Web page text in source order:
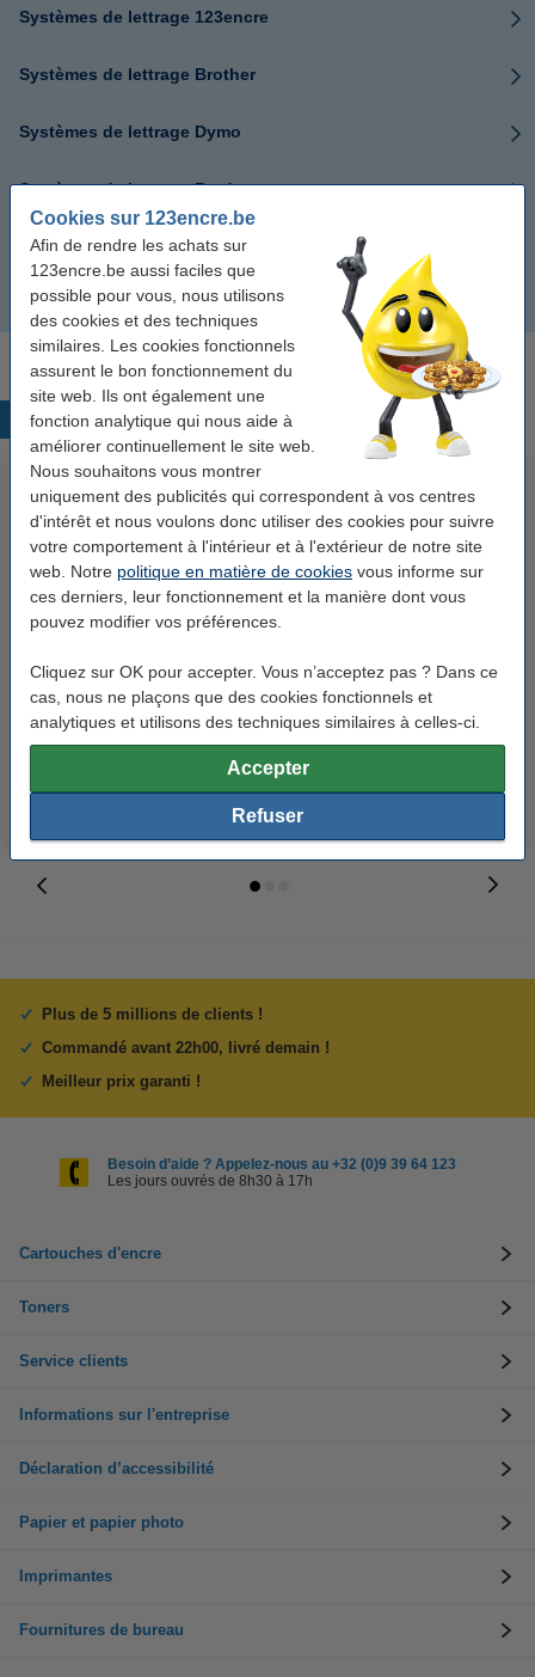
Cookies sur 123encre.be
Afin de rendre les achats sur
123encre.be aussi faciles que
possible pour vous, nous utilisons
des cookies et des techniques
similaires. Les cookies fonctionnels
assurent le bon fonctionnement du
site web. Ils ont également une
fonction analytique qui nous aide à
améliorer continuellement le site web.
Nous souhaitons vous montrer
uniquement des publicités qui correspondent à vos centres
d'intérêt et nous voulons donc utiliser des cookies pour suivre
votre comportement à l'intérieur et à l'extérieur de notre site
web. Notre politique en matière de cookies vous informe sur
ces derniers, leur fonctionnement et la manière dont vous
pouvez modifier vos préférences.
Cliquez sur OK pour accepter. Vous n’acceptez pas ? Dans ce
cas, nous ne plaçons que des cookies fonctionnels et
analytiques et utilisons des techniques similaires à celles-ci.
Accepter
Refuser
Systèmes de lettrage 123encre
Systèmes de lettrage Brother
Systèmes de lettrage Dymo
Systèmes de lettrage Brady
Systèmes de lettrage Epson
Tous les systèmes de lettrage
Produits populaires
ramette de 500 feuilles A4 - 80
g/m²
7,25 € Inclus : 21% de TVA
cours A4 ligné 70 g/m² 100
feuilles
26,55 € Inclus : 21% de TVA
Plus de 5 millions de clients !
Commandé avant 22h00, livré demain !
Meilleur prix garanti !
Besoin d’aide ? Appelez-nous au +32 (0)9 39 64 123
Les jours ouvrés de 8h30 à 17h
Cartouches d'encre
Toners
Service clients
Informations sur l'entreprise
Déclaration d’accessibilité
Papier et papier photo
Imprimantes
Fournitures de bureau